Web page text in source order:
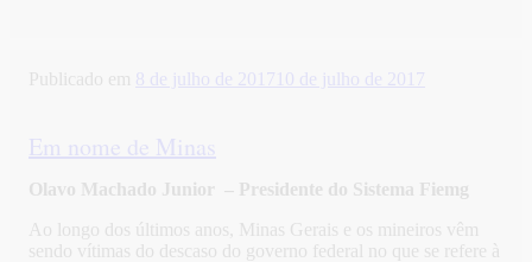
Publicado em 8 de julho de 2017 10 de julho de 2017
Em nome de Minas
Olavo Machado Junior – Presidente do Sistema Fiemg
Ao longo dos últimos anos, Minas Gerais e os mineiros vêm
sendo vítimas do descaso do governo federal no que se refere à